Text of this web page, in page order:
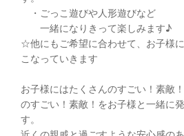
・ごっこ遊びや人形遊びなど
一緒になりきって楽しみます♪
☆他にもご希望に合わせて、お子様
こなっていきます
お子様にはたくさんのすごい！素敵
のすごい！素敵！をお子様と一緒に
す。